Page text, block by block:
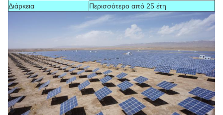
Διάρκεια
Περισσότερο από 25 έτη